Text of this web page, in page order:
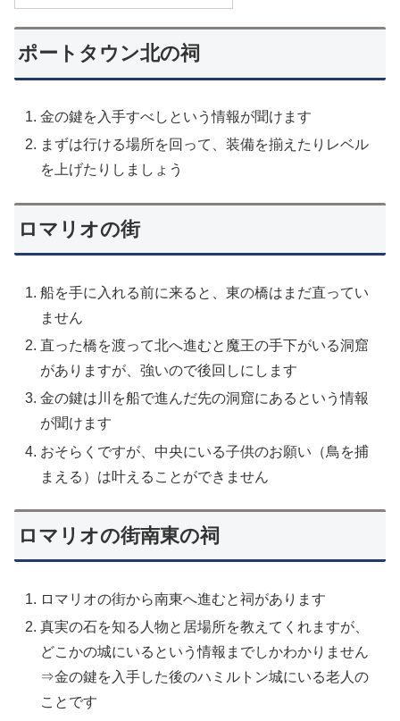
ポートタウン北の祠
金の鍵を入手すべしという情報が聞けます
まずは行ける場所を回って、装備を揃えたりレベル
を上げたりしましょう
ロマリオの街
船を手に入れる前に来ると、東の橋はまだ直ってい
ません
直った橋を渡って北へ進むと魔王の手下がいる洞窟
がありますが、強いので後回しにします
金の鍵は川を船で進んだ先の洞窟にあるという情報
が聞けます
おそらくですが、中央にいる子供のお願い（鳥を捕
まえる）は叶えることができません
ロマリオの街南東の祠
ロマリオの街から南東へ進むと祠があります
真実の石を知る人物と居場所を教えてくれますが、
どこかの城にいるという情報までしかわかりません
⇒金の鍵を入手した後のハミルトン城にいる老人の
ことです